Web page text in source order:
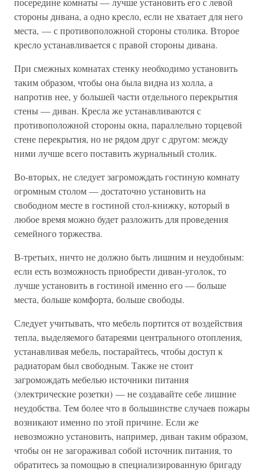
стороны дивана, а одно кресло, если не хватает для него
места, — с противоположной стороны столика. Второе
кресло устанавливается с правой стороны дивана.
При смежных комнатах стенку необходимо установить
таким образом, чтобы она была видна из холла, а
напротив нее, у большей части отдельного перекрытия
стены — диван. Кресла же устанавливаются с
противоположной стороны окна, параллельно торцевой
стене перекрытия, но не рядом друг с другом: между
ними лучше всего поставить журнальный столик.
Во-вторых, не следует загромождать гостиную комнату
огромным столом — достаточно установить на
свободном месте в гостиной стол-книжку, который в
любое время можно будет разложить для проведения
семейного торжества.
В-третьих, ничто не должно быть лишним и неудобным:
если есть возможность приобрести диван-уголок, то
лучше установить в гостиной именно его — больше
места, больше комфорта, больше свободы.
Следует учитывать, что мебель портится от воздействия
тепла, выделяемого батареями центрального отопления,
устанавливая мебель, постарайтесь, чтобы доступ к
радиаторам был свободным. Также не стоит
загромождать мебелью источники питания
(электрические розетки) — не создавайте себе лишние
неудобства. Тем более что в большинстве случаев пожары
возникают именно по этой причине. Если же
невозможно установить, например, диван таким образом,
чтобы он не загораживал собой источник питания, то
обратитесь за помощью в специализированную бригаду